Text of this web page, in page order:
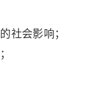
社会影响；